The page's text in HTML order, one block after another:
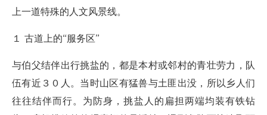
上一道特殊的人文风景线。
１ 古道上的“服务区”
与伯父结伴出行挑盐的，都是本村或邻村的青壮劳力，队
伍有近３０人。当时山区有猛兽与土匪出没，所以乡人们
往往结伴而行。为防身，挑盐人的扁担两端均装有铁钻